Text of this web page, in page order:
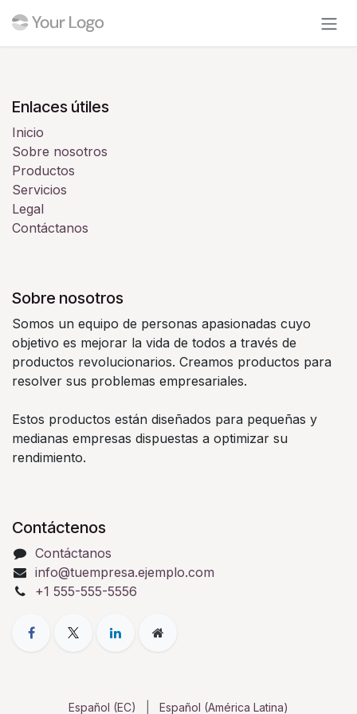
Enlaces útiles
Inicio
Sobre nosotros
Productos
Servicios
Legal
Contáctanos
Sobre nosotros
Somos un equipo de personas apasionadas cuyo
objetivo es mejorar la vida de todos a través de
productos revolucionarios. Creamos productos para
resolver sus problemas empresariales.
Estos productos están diseñados para pequeñas y
medianas empresas dispuestas a optimizar su
rendimiento.
Contáctenos
Contáctanos
info@tuempresa.ejemplo.com
+1 555-555-5556
Español (EC) Español (América Latina)